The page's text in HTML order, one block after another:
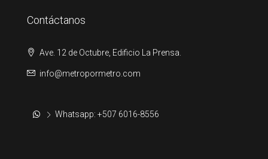
Contáctanos
Ave. 12 de Octubre, Edificio La Prensa.
info@metropormetro.com
Whatsapp: +507 6016-8556